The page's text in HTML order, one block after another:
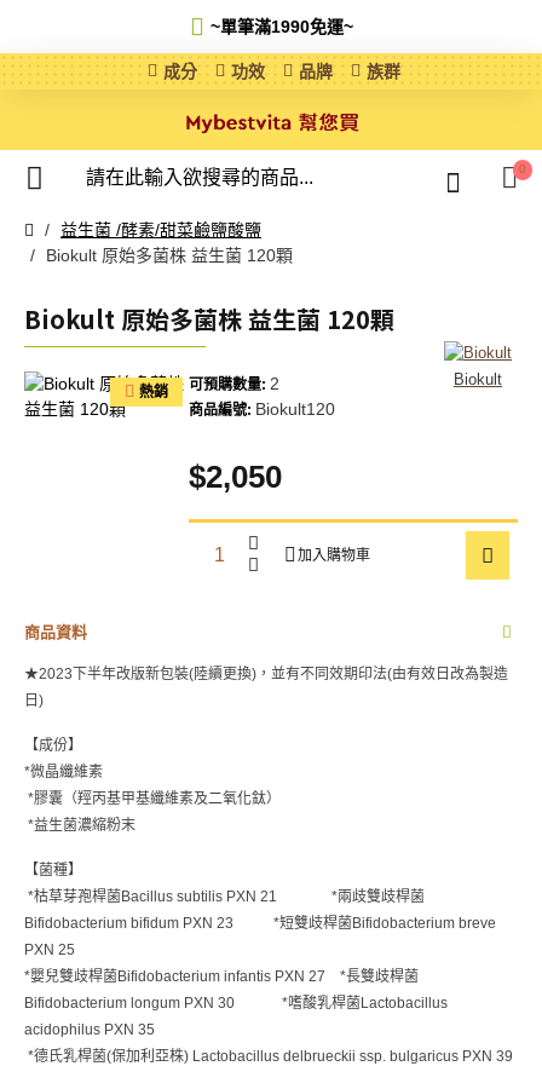
~單筆滿1990免運~
成分 功效 品牌 族群
0
益生菌 /酵素/甜菜鹼鹽酸鹽
Biokult 原始多菌株 益生菌 120顆
Biokult 原始多菌株 益生菌 120顆
熱銷 可預購數量: 2
商品編號: Biokult120
Biokult
$2,050
加入購物車
商品資料
★2023下半年改版新包裝(陸續更換)，並有不同效期印法(由有效日改為製造
日)
【成份】
*微晶纖維素
*膠囊（羥丙基甲基纖維素及二氧化鈦）
*益生菌濃縮粉末
【菌種】
*枯草芽孢桿菌 Bacillus subtilis PXN 21 *兩歧雙歧桿菌
Bifidobacterium bifidum PXN 23 *短雙歧桿菌 Bifidobacterium breve
PXN 25
*嬰兒雙歧桿菌 Bifidobacterium infantis PXN 27 *長雙歧桿菌
Bifidobacterium longum PXN 30 *嗜酸乳桿菌 Lactobacillus
acidophilus PXN 35
*德氏乳桿菌(保加利亞株) Lactobacillus delbrueckii ssp. bulgaricus PXN 39